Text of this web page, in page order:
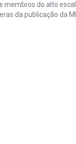
membros do alto
da publicação da